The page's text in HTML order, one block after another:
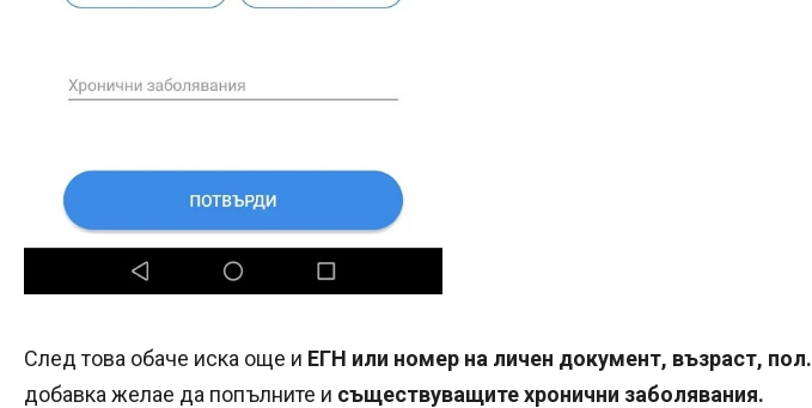
След това обаче иска още и ЕГН или номер на личен документ, възраст, пол.
добавка желае да попълните и съществуващите хронични заболявания.